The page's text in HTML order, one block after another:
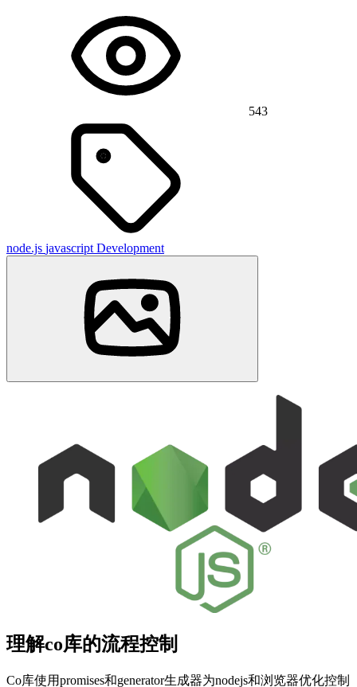
543
node.js javascript Development
理解co库的流程控制
Co库使用promises和generator生成器为nodejs和浏览器优化控制